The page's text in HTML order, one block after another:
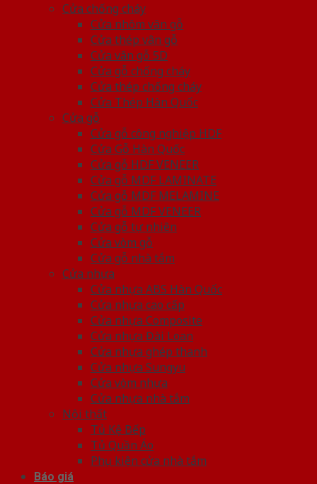
Cửa chống cháy
Cửa nhôm vân gỗ
Cửa thép vân gỗ
Cửa vân gỗ 5D
Cửa gỗ chống cháy
Cửa thép chống cháy
Cửa Thép Hàn Quốc
Cửa gỗ
Cửa gỗ công nghiệp HDF
Cửa Gỗ Hàn Quốc
Cửa gỗ HDF VENEER
Cửa gỗ MDF LAMINATE
Cửa gỗ MDF MELAMINE
Cửa gỗ MDF VENEER
Cửa gỗ tự nhiên
Cửa vòm gỗ
Cửa gỗ nhà tắm
Cửa nhựa
Cửa nhựa ABS Hàn Quốc
Cửa nhựa cao cấp
Cửa nhựa Composite
Cửa nhựa Đài Loan
Cửa nhựa ghép thanh
Cửa nhựa Sungyu
Cửa vòm nhựa
Cửa nhựa nhà tắm
Nội thất
Tủ Kệ Bếp
Tủ Quần Áo
Phụ kiện cửa nhà tắm
Báo giá